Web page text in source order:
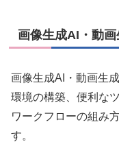
画像生成AI・動
画像生成AI・動画生
環境の構築、便利な
ワークフローの組み
す。